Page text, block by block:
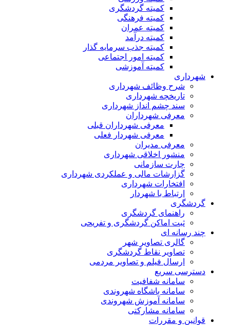
کمیته گردشگری
کمیته فرهنگی
کمیته عمران
کمیته درآمد
کمیته جذب سرمایه گذار
کمیته امور اجتماعی
کمیته آموزشی
شرح وظائف شهرداری
تاریخچه شهرداری
سند چشم انداز شهرداری
معرفی شهرداران
معرفی شهرداران قبلی
معرفی شهردار فعلی
معرفی مدیران
منشور اخلاقی شهرداری
چارت سازمانی
گزارشات مالی و عملکردی شهرداری
افتخارات شهرداری
ارتباط با شهردار
راهنمای گردشگری
ثبت اماکن گردشگری و تفریحی
رسانه ای
گالری تصاویر شهر
تصاویر نقاط گردشگری
ارسال فیلم و تصاویر مردمی
سریع
سامانه شفافیت
سامانه باشگاه شهروندی
سامانه آموزش شهروندی
سامانه مشارکتی
و مقررات